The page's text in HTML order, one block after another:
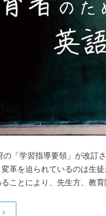
の「学習指導要領」が改訂
革を迫られているのは生
ことにより、先生方、教